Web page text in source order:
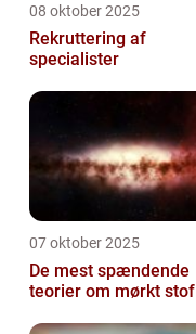
08 oktober 2025
Rekruttering af
specialister
07 oktober 2025
De mest spændende
teorier om mørkt stof